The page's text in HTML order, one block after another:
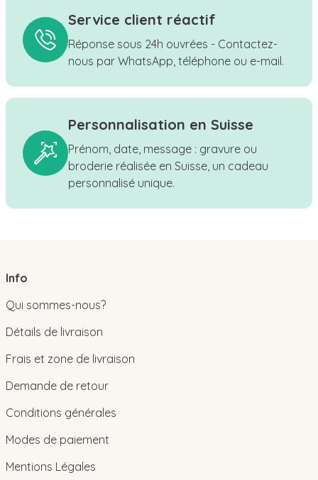
Service client réactif
Réponse sous 24h ouvrées - Contactez-
nous par WhatsApp, téléphone ou e-mail.
Personnalisation en Suisse
Prénom, date, message : gravure ou
broderie réalisée en Suisse, un cadeau
personnalisé unique.
Info
Qui sommes-nous?
Détails de livraison
Frais et zone de livraison
Demande de retour
Conditions générales
Modes de paiement
Mentions Légales